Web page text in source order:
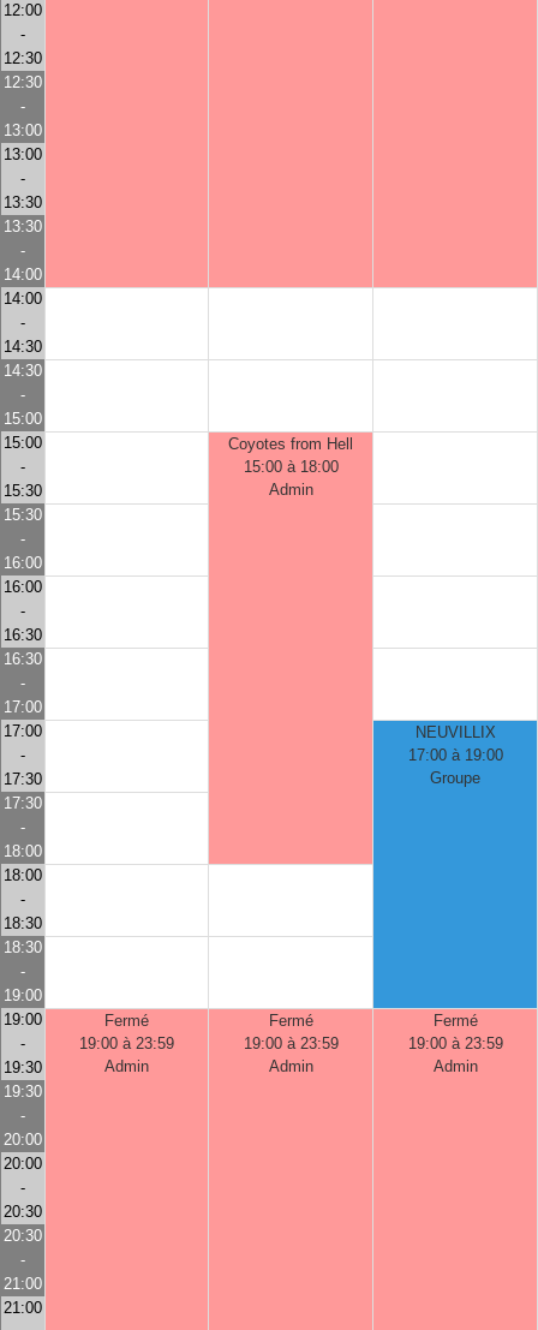
12:00
-
12:30
12:30
-
13:00
13:00
-
13:30
13:30
-
14:00
14:00
-
14:30
14:30
-
15:00
15:00
-
15:30
Coyotes from Hell
15:00 à 18:00
Admin
15:30
-
16:00
16:00
-
16:30
16:30
-
17:00
17:00
-
17:30
NEUVILLIX
17:00 à 19:00
Groupe
17:30
-
18:00
18:00
-
18:30
18:30
-
19:00
19:00
-
19:30
Fermé
19:00 à 23:59
Admin
Fermé
19:00 à 23:59
Admin
Fermé
19:00 à 23:59
Admin
19:30
-
20:00
20:00
-
20:30
20:30
-
21:00
21:00